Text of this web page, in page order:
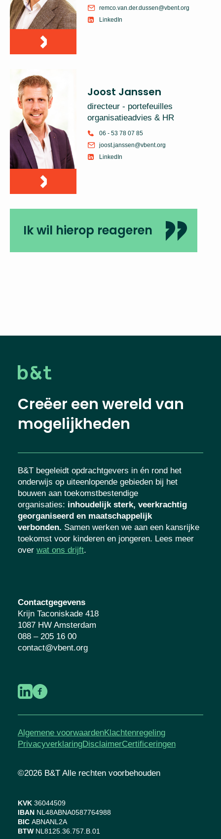
remco.van.der.dussen@vbent.org
LinkedIn
Joost Janssen
directeur - portefeuilles
organisatieadvies & HR
06 - 53 78 07 85
joost.janssen@vbent.org
LinkedIn
Ik wil hierop reageren
Creëer een wereld van
mogelijkheden
B&T begeleidt opdrachtgevers in én rond het
onderwijs op uiteenlopende gebieden bij het
bouwen aan toekomstbestendige
organisaties: inhoudelijk sterk, veerkrachtig
georganiseerd en maatschappelijk
verbonden. Samen werken we aan een kansrijke
toekomst voor kinderen en jongeren. Lees meer
over wat ons drijft.
Contactgegevens
Krijn Taconiskade 418
1087 HW Amsterdam
088 – 205 16 00
contact@vbent.org
Algemene voorwaardenKlachtenregeling
PrivacyverklaringDisclaimerCertificeringen
©2026 B&T Alle rechten voorbehouden
KVK 36044509
IBAN NL48ABNA0587764988
BIC ABNANL2A
BTW NL8125.36.757.B.01